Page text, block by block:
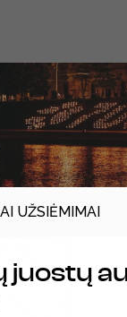
Administracinė
Konkursai
Savanorystė,
Amatų dirbtuvės
Renginiai vaikams
Kultūros pasas
UŽSIĖMIMAI
juostų